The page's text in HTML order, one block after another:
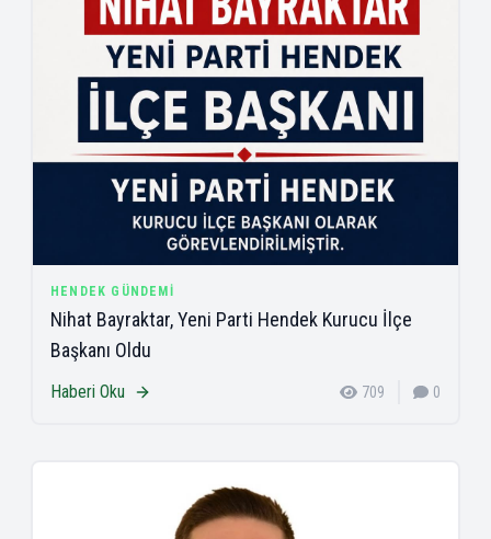
HENDEK GÜNDEMI
Nihat Bayraktar, Yeni Parti Hendek Kurucu İlçe
Başkanı Oldu
Haberi Oku 709 0